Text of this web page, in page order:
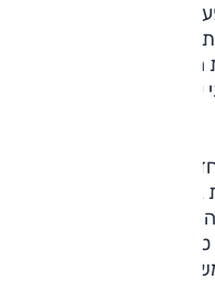
הראשונה עם הרכב
ומהנהיגה בדוושה אחת
מומנט וקצת יותר הספק —
חשמליות אחרות —
והבלימה
על־ידי בלימת המנוע
אבל זוויות הגלגול